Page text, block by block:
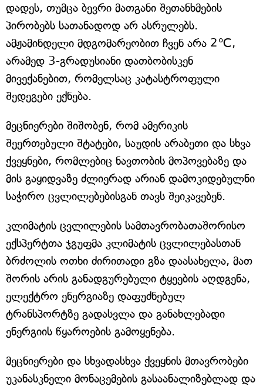
დადეს, თუმცა ბევრი მათგანი შეთანხმების
პირობებს სათანადოდ არ ასრულებს.
ამჟამინდელი მდგომარეობით ჩვენ არა 2℃,
არამედ 3-გრადუსიანი დათბობისკენ
მივექანებით, რომელსაც კატასტროფული
შედეგები ექნება.
მეცნიერები შიშობენ, რომ ამერიკის
შეერთებული შტატები, საუდის არაბეთი და სხვა
ქვეყნები, რომლებიც ნავთობის მოპოვებაზე და
მის გაყიდვაზე ძლიერად არიან დამოკიდებულნი
საჭირო ცვლილებებისგან თავს შეიკავებენ.
კლიმატის ცვლილების სამთავრობათაშორისო
ექსპერტთა ჯგუფმა კლიმატის ცვლილებასთან
ბრძოლის ოთხი ძირითადი გზა დაასახელა, მათ
შორის არის განადგურებული ტყეების აღდგენა,
ელექტრო ენერგიაზე დაფუძნებულ
ტრანსპორტზე გადასვლა და განახლებადი
ენერგიის წყაროების გამოყენება.
მეცნიერები და სხვადასხვა ქვეყნის მთავრობები
უკანასკნელი მონაცემების გასაანალიზებლად და